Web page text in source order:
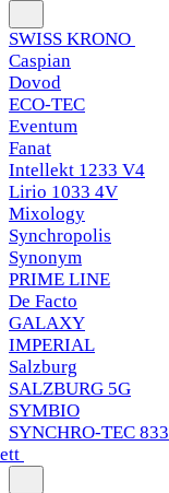
SWISS KRONO
Caspian
Dovod
ECO-TEC
Eventum
Fanat
Intellekt 1233 V4
Lirio 1033 4V
Mixology
Synchropolis
Synonym
PRIME LINE
De Facto
GALAXY
IMPERIAL
Salzburg
SALZBURG 5G
SYMBIO
SYNCHRO-TEC 833